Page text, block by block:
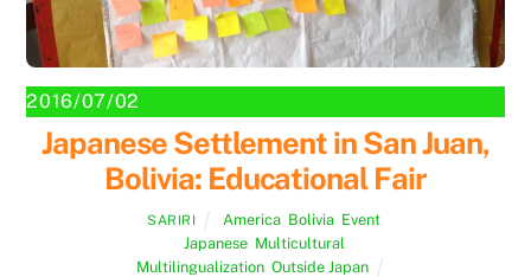
2016/07/02
Japanese Settlement in San Juan,
Bolivia: Educational Fair
SARIRI America, Bolivia, Event,
Japanese, Multicultural
Multilingualization, Outside Japan